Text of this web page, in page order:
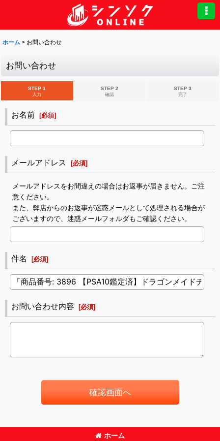
ホーム > お問い合わせ
お問い合わせ
STEP 1
入力
STEP 2
確認
STEP 3
完了
お名前 [必須]
メールアドレス [必須]
メールアドレスをお間違えの場合はお返事が届きません。ご注
意ください。
また、弊店からのお返事が迷惑メールとして処理される場合が
ございますので、迷惑メールフォルダもご確認ください。
件名 [必須]
お問い合わせ内容 [必須]
確認画面へ
ホーム